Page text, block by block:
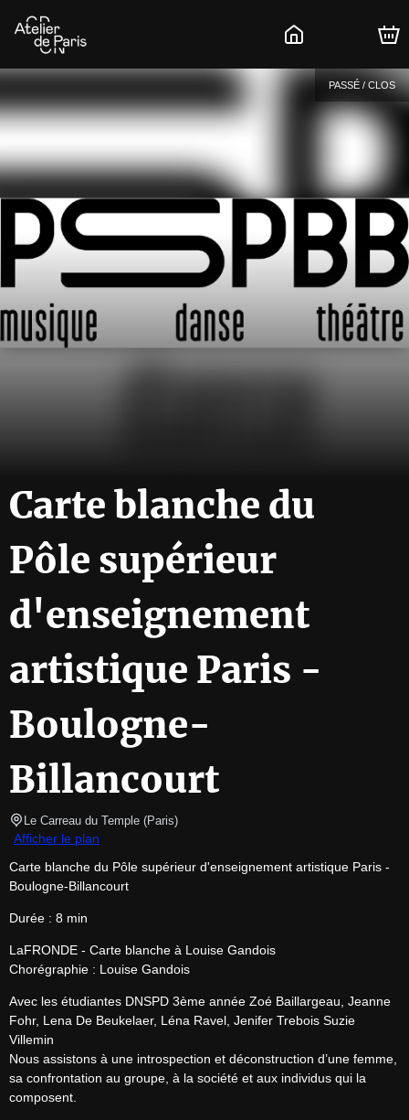
PASSÉ / CLOS
Carte blanche du
Pôle supérieur
d'enseignement
artistique Paris -
Boulogne-
Billancourt
Le Carreau du Temple (Paris)
Afficher le plan
Carte blanche du Pôle supérieur d'enseignement artistique Paris -
Boulogne-Billancourt
Durée : 8 min
LaFRONDE - Carte blanche à Louise Gandois
Chorégraphie : Louise Gandois
Avec les étudiantes DNSPD 3ème année Zoé Baillargeau, Jeanne
Fohr, Lena De Beukelaer, Léna Ravel, Jenifer Trebois Suzie
Villemin
Nous assistons à une introspection et déconstruction d’une femme,
sa confrontation au groupe, à la société et aux individus qui la
composent.